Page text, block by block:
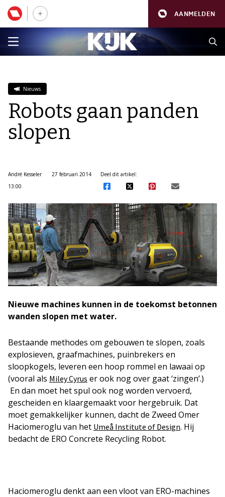
AANMELDEN
Nieuws
Robots gaan panden
slopen
André Kesseler
27 februari 2014
13:00
Deel dit artikel:
Nieuwe machines kunnen in de toekomst betonnen
wanden slopen met water.
Bestaande methodes om gebouwen te slopen, zoals
explosieven, graafmachines, puinbrekers en
sloopkogels, leveren een hoop rommel en lawaai op
(vooral als Miley Cyrus er ook nog over gaat ‘zingen’.)
En dan moet het spul ook nog worden vervoerd,
gescheiden en klaargemaakt voor hergebruik. Dat
moet gemakkelijker kunnen, dacht de Zweed Omer
Haciomeroglu van het Umeå Institute of Design. Hij
bedacht de ERO Concrete Recycling Robot.
Haciomeroglu denkt aan een vloot van ERO-machines